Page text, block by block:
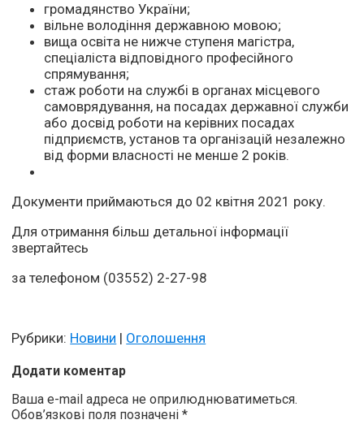
громадянство України;
вільне володіння державною мовою;
вища освіта не нижче ступеня магістра,
спеціаліста відповідного професійного
спрямування;
стаж роботи на службі в органах місцевого
самоврядування, на посадах державної служби
або досвід роботи на керівних посадах
підприємств, установ та організацій незалежно
від форми власності не менше 2 років.
Документи приймаються до 02 квітня 2021 року.
Для отримання більш детальної інформації
звертайтесь
за телефоном (03552) 2-27-98
Рубрики: Новини | Оголошення
Додати коментар
Ваша e-mail адреса не оприлюднюватиметься.
Обов’язкові поля позначені*